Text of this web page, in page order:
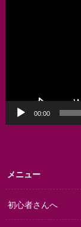
00:00
メニュー
初心者さんへ